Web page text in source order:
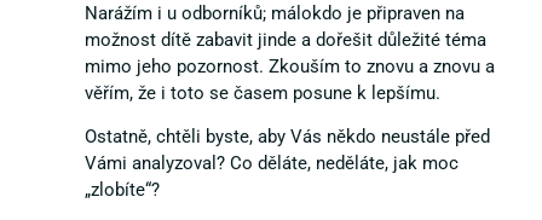
Narážím i u odborníků; málokdo je připraven na
možnost dítě zabavit jinde a dořešit důležité téma
mimo jeho pozornost. Zkouším to znovu a znovu a
věřím, že i toto se časem posune k lepšímu.
Ostatně, chtěli byste, aby Vás někdo neustále před
Vámi analyzoval? Co děláte, neděláte, jak moc
„zlobíte“?